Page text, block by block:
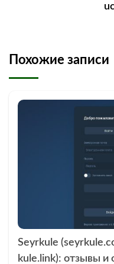
Похожие записи
Seyrkule
kule.link): отзывы и